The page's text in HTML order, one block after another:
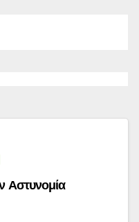
Αστυνομία